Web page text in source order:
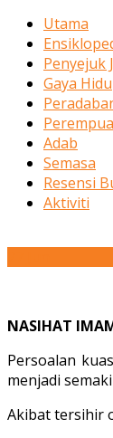
Utama
Penyejuk
Gaya
Adab
Semasa
Resensi
Aktiviti
NASIHAT
Persoalan
menjadi
Akibat tersihir